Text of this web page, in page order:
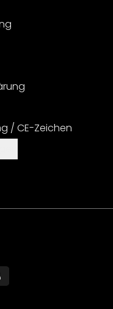
/ CE-Zeichen